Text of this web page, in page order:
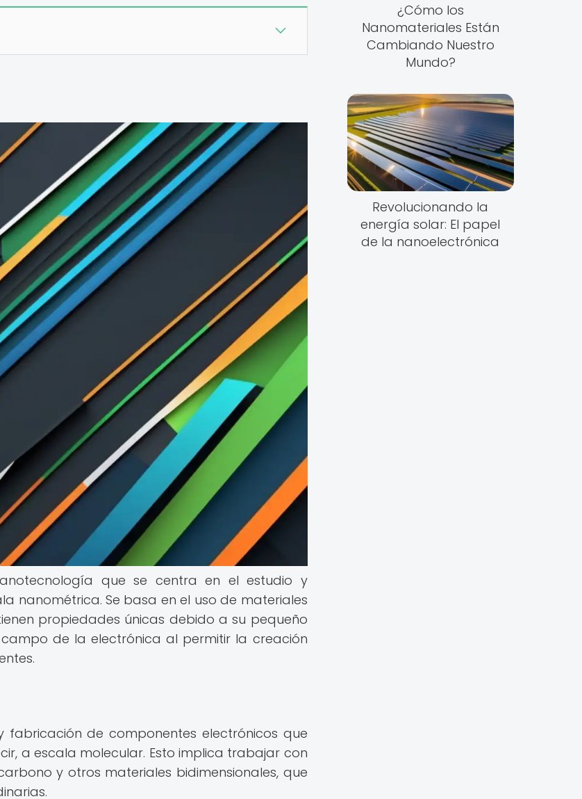
que se centra en el estudio y
nanométrica. Se basa en el uso de materiales
propiedades únicas debido a su pequeño
de la electrónica al permitir la creación
fabricación de componentes electrónicos que
a escala molecular. Esto implica trabajar con
y otros materiales bidimensionales, que
¿Cómo los
Nanomateriales Están
Cambiando Nuestro
Mundo?
Revolucionando la
energía solar: El papel
de la nanoelectrónica